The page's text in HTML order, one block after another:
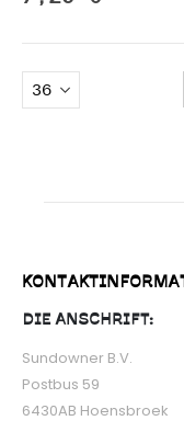
DIE ANSCHRIFT:
Sundowner B.V.
Postbus 59
6430AB Hoensbroek